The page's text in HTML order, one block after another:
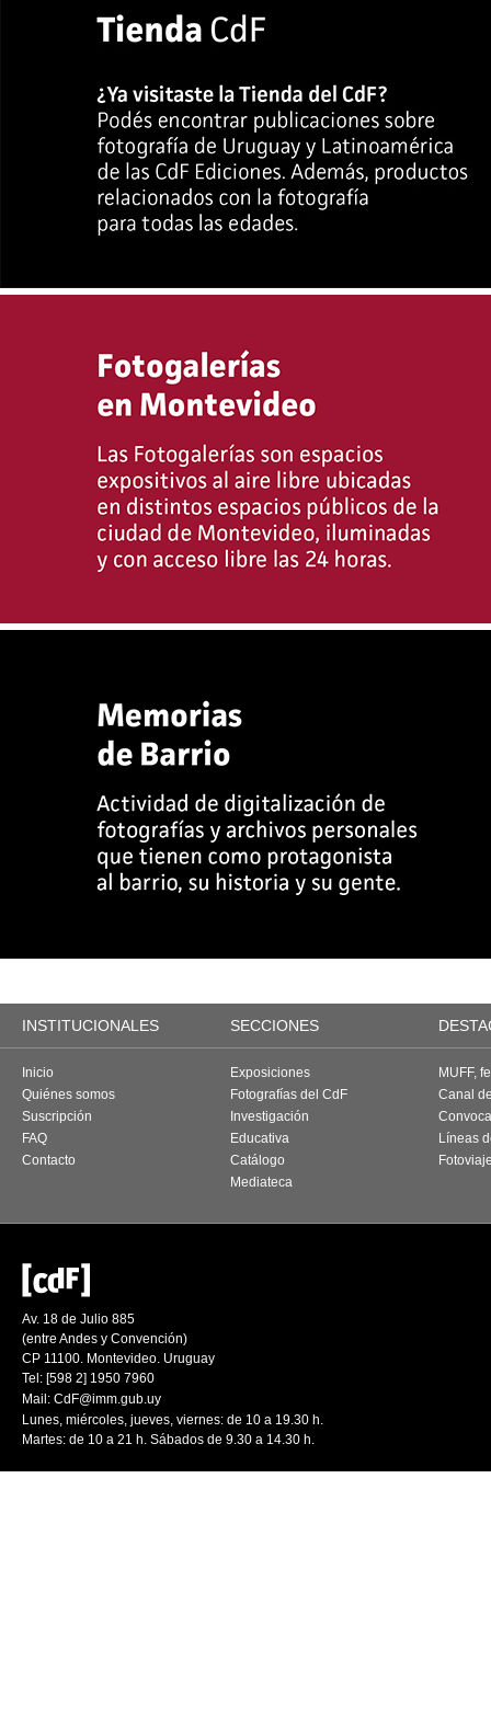
INSTITUCIONALES SECCIONES
Inicio
Quiénes somos
Suscripción
FAQ
Contacto
Exposiciones
Fotografías del CdF
Investigación
Educativa
Catálogo
Mediateca
MUFF,
Canal
Líneas
Av. 18 de Julio 885
(entre Andes y Convención)
CP 11100. Montevideo. Uruguay
Tel: [598 2] 1950 7960
Mail: CdF@imm.gub.uy
Lunes, miércoles, jueves, viernes: de 10 a 19.30 h.
Martes: de 10 a 21 h. Sábados de 9.30 a 14.30 h.